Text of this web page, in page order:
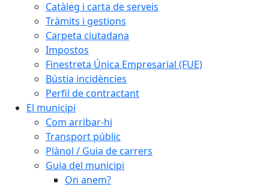
Catàleg i carta de serveis
Tràmits i gestions
Carpeta ciutadana
Impostos
Finestreta Única Empresarial (FUE)
Bústia incidències
Perfil de contractant
El municipi
Com arribar-hi
Transport públic
Plànol / Guia de carrers
Guia del municipi
On anem?